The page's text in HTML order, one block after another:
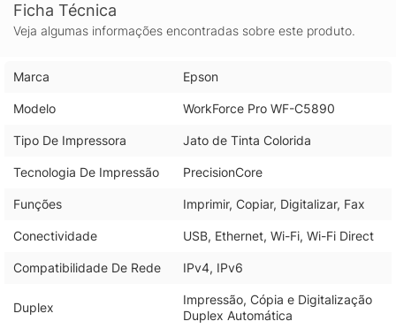
Ficha Técnica
Veja algumas informações encontradas sobre este produto.
Marca Epson
Modelo WorkForce Pro WF-C5890
Tipo De Impressora Jato de Tinta Colorida
Tecnologia De Impressão PrecisionCore
Funções Imprimir, Copiar, Digitalizar, Fax
Conectividade USB, Ethernet, Wi-Fi, Wi-Fi Direct
Compatibilidade De Rede IPv4, IPv6
Duplex
Impressão, Cópia e Digitalização
Duplex Automática